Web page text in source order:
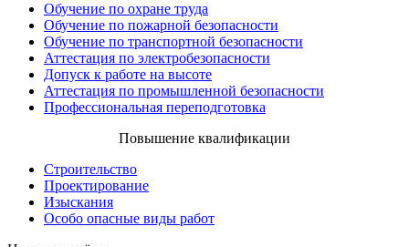
Обучение по охране труда
Обучение по пожарной безопасности
Обучение по транспортной безопасности
Аттестация по электробезопасности
Допуск к работе на высоте
Аттестация по промышленной безопасности
Профессиональная переподготовка
Повышение квалификации
Строительство
Проектирование
Изыскания
Особо опасные виды работ